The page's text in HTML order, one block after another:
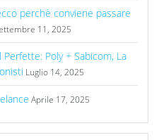
perchè conviene passare
11, 2025
Poly + Sabicom, La
Luglio 14, 2025
Aprile 17, 2025